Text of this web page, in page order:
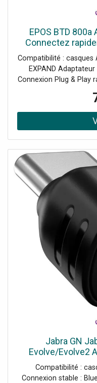
EPOS BTD
Connectez
haut-parleurs
Mac
Compatibilité : casques
EXPAND
Connexion Plug & Play
Microsoft Teams
Son de haute
Jabra GN
Evolve/Evolve2
connecteur
pour offrir une
Compatibilité :
Connexion stable :